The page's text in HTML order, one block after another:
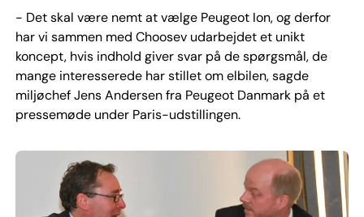
- Det skal være nemt at vælge Peugeot Ion, og derfor
har vi sammen med Choosev udarbejdet et unikt
koncept, hvis indhold giver svar på de spørgsmål, de
mange interesserede har stillet om elbilen, sagde
miljøchef Jens Andersen fra Peugeot Danmark på et
pressemøde under Paris-udstillingen.